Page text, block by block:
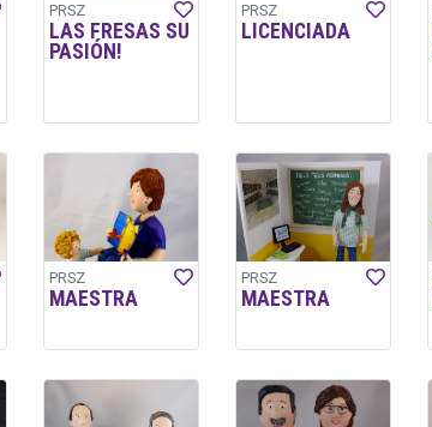
PRSZ
LAS FRESAS SU
PASIÓN!
PRSZ
LICENCIADA
PRSZ
MAESTRA
PRSZ
MAESTRA